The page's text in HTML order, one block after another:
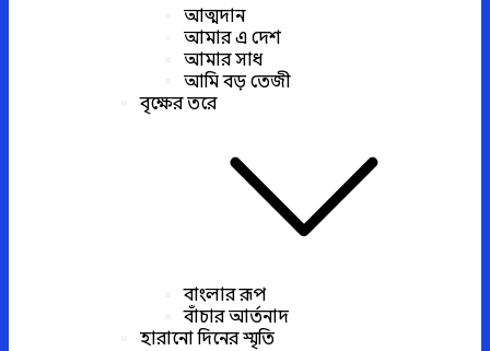
আত্মদান
আমার এ দেশ
আমার সাধ
আমি বড় তেজী
বৃক্ষের তরে
বাংলার রূপ
বাঁচার আর্তনাদ
হারানো দিনের স্মৃতি